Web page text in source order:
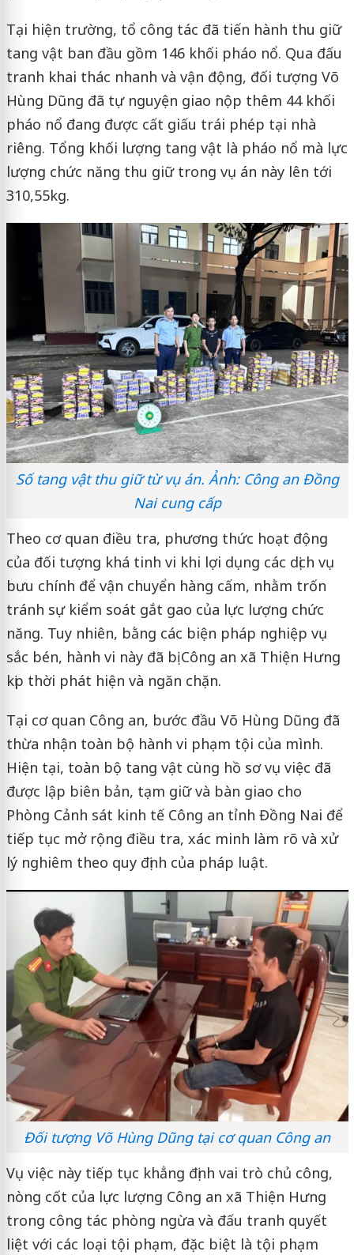
Tại hiện trường, tổ công tác đã tiến hành thu giữ
tang vật ban đầu gồm 146 khối pháo nổ. Qua đấu
tranh khai thác nhanh và vận động, đối tượng Võ
Hùng Dũng đã tự nguyện giao nộp thêm 44 khối
pháo nổ đang được cất giấu trái phép tại nhà
riêng. Tổng khối lượng tang vật là pháo nổ mà lực
lượng chức năng thu giữ trong vụ án này lên tới
310,55kg.
Số tang vật thu giữ từ vụ án. Ảnh: Công an Đồng
Nai cung cấp
Theo cơ quan điều tra, phương thức hoạt động
của đối tượng khá tinh vi khi lợi dụng các dịch vụ
bưu chính để vận chuyển hàng cấm, nhằm trốn
tránh sự kiểm soát gắt gao của lực lượng chức
năng. Tuy nhiên, bằng các biện pháp nghiệp vụ
sắc bén, hành vi này đã bị Công an xã Thiện Hưng
kịp thời phát hiện và ngăn chặn.
Tại cơ quan Công an, bước đầu Võ Hùng Dũng đã
thừa nhận toàn bộ hành vi phạm tội của mình.
Hiện tại, toàn bộ tang vật cùng hồ sơ vụ việc đã
được lập biên bản, tạm giữ và bàn giao cho
Phòng Cảnh sát kinh tế Công an tỉnh Đồng Nai để
tiếp tục mở rộng điều tra, xác minh làm rõ và xử
lý nghiêm theo quy định của pháp luật.
Đối tượng Võ Hùng Dũng tại cơ quan Công an
Vụ việc này tiếp tục khẳng định vai trò chủ công,
nòng cốt của lực lượng Công an xã Thiện Hưng
trong công tác phòng ngừa và đấu tranh quyết
liệt với các loại tội phạm, đặc biệt là tội phạm